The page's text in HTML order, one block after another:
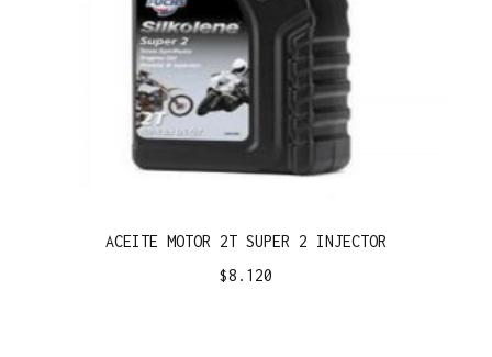
ACEITE MOTOR 2T SUPER 2 INJECTOR
$8.120